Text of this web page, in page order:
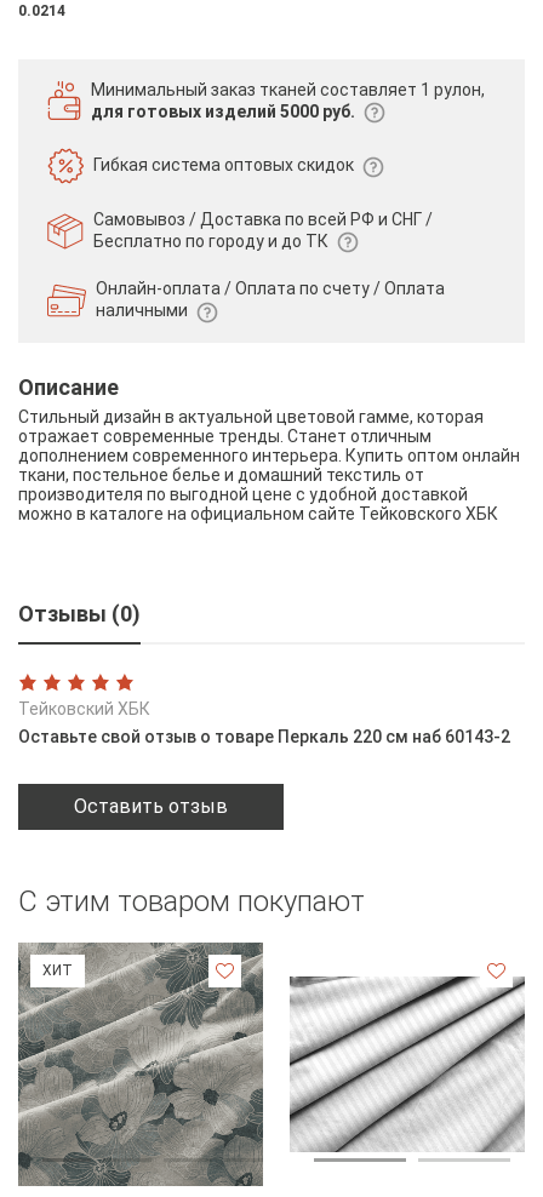
0.0214
Минимальный заказ тканей составляет 1 рулон,
для готовых изделий 5000 руб.
Гибкая системаоптовых скидок
Самовывоз / Доставка по всей РФ и СНГ /
Бесплатно по городу и до ТК
Онлайн-оплата / Оплата по счету /Оплата
наличными
Описание
Стильный дизайн в актуальной цветовой гамме, которая
отражает современные тренды. Станет отличным
дополнением современного интерьера. Купить оптом онлайн
ткани, постельное белье и домашний текстиль от
производителя по выгодной цене с удобной доставкой
можно в каталоге на официальном сайте Тейковского ХБК
Отзывы (0)
Тейковский ХБК
Оставьте свой отзыв о товаре Перкаль 220 см наб 60143-2
Оставить отзыв
С этим товаром покупают
ХИТ